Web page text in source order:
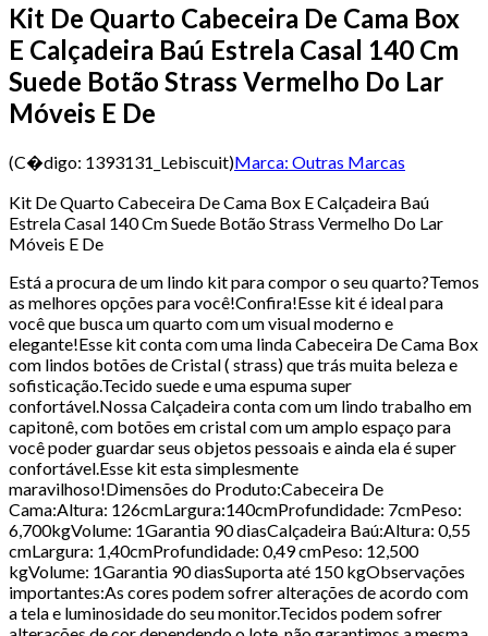
Kit De Quarto Cabeceira De Cama Box
E Calçadeira Baú Estrela Casal 140 Cm
Suede Botão Strass Vermelho Do Lar
Móveis E De
(C�digo: 1393131_Lebiscuit)Marca: Outras Marcas
Kit De Quarto Cabeceira De Cama Box E Calçadeira Baú
Estrela Casal 140 Cm Suede Botão Strass Vermelho Do Lar
Móveis E De
Está a procura de um lindo kit para compor o seu quarto?Temos
as melhores opções para você!Confira!Esse kit é ideal para
você que busca um quarto com um visual moderno e
elegante!Esse kit conta com uma linda Cabeceira De Cama Box
com lindos botões de Cristal ( strass) que trás muita beleza e
sofisticação.Tecido suede e uma espuma super
confortável.Nossa Calçadeira conta com um lindo trabalho em
capitonê, com botões em cristal com um amplo espaço para
você poder guardar seus objetos pessoais e ainda ela é super
confortável.Esse kit esta simplesmente
maravilhoso!Dimensões do Produto:Cabeceira De
Cama:Altura: 126cmLargura:140cmProfundidade: 7cmPeso:
6,700kgVolume: 1Garantia 90 diasCalçadeira Baú:Altura: 0,55
cmLargura: 1,40cmProfundidade: 0,49 cmPeso: 12,500
kgVolume: 1Garantia 90 diasSuporta até 150 kgObservações
importantes:As cores podem sofrer alterações de acordo com
a tela e luminosidade do seu monitor.Tecidos podem sofrer